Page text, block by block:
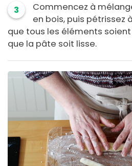
3
Commencez à
en bois, puis pétrissez
que tous les éléments
que la pâte soit lisse.